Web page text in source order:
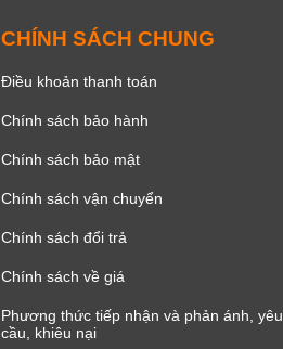
CHÍNH SÁCH CHUNG
Điều khoản thanh toán
Chính sách bảo hành
Chính sách bảo mật
Chính sách vận chuyển
Chính sách đổi trả
Chính sách về giá
Phương thức tiếp nhận và phản ánh, yêu
cầu, khiêu nại